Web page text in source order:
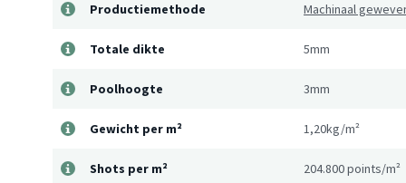
Productiemethode Machinaal
Totale dikte 5mm
Poolhoogte 3mm
Gewicht per m² 1,20kg/m²
Shots per m² 204.800 points/m²